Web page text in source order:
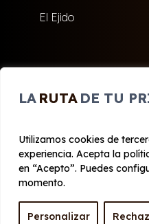
LA RUTA DE TU
Utilizamos cookies de
experiencia. Acepta la
en “Acepto”. Puedes
momento.
Personalizar
El Ejido
Aviso legal y Privacidad|